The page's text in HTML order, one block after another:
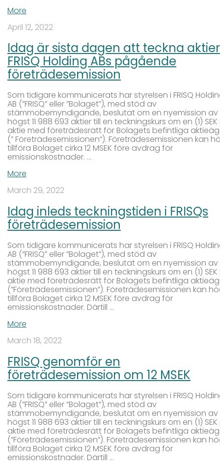
More
April 12, 2022
Idag är sista dagen att teckna
FRISQ Holding ABs pågående
företrädesemission
Som tidigare kommunicerats har styrelsen i FRISQ
AB (”FRISQ” eller ”Bolaget”), med stöd av
stämmobemyndigande, beslutat om en nyemission av
högst 11 988 693 aktier till en teckningskurs om en (1)
aktie med företrädesrätt för Bolagets befintliga
(” Företrädesemissionen”). Företrädesemissionen kan
tillföra Bolaget cirka 12 MSEK före avdrag för
emissionskostnader. …
More
March 29, 2022
Idag inleds teckningstiden i FRISQs
företrädesemission
Som tidigare kommunicerats har styrelsen i FRISQ
AB (”FRISQ” eller ”Bolaget”), med stöd av
stämmobemyndigande, beslutat om en nyemission av
högst 11 988 693 aktier till en teckningskurs om en (1)
aktie med företrädesrätt för Bolagets befintliga
(”Företrädesemissionen”). Företrädesemissionen kan
tillföra Bolaget cirka 12 MSEK före avdrag för
emissionskostnader. Därtill …
More
March 18, 2022
FRISQ genomför en
företrädesemission om 12 MSEK
Som tidigare kommunicerats har styrelsen i FRISQ
AB (”FRISQ” eller ”Bolaget”), med stöd av
stämmobemyndigande, beslutat om en nyemission av
högst 11 988 693 aktier till en teckningskurs om en (1)
aktie med företrädesrätt för Bolagets befintliga
(”Företrädesemissionen”). Företrädesemissionen kan
tillföra Bolaget cirka 12 MSEK före avdrag för
emissionskostnader. Därtill …